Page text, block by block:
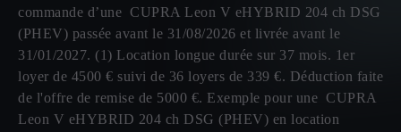
commande d’une CUPRA Leon V eHYBRID 204 ch DSG
(PHEV) passée avant le 31/08/2026 et livrée avant le
31/01/2027. (1) Location longue durée sur 37 mois. 1er
loyer de 4500 € suivi de 36 loyers de 339 €. Déduction faite
de l'offre de remise de 5000 €. Exemple pour une CUPRA
Leon V eHYBRID 204 ch DSG (PHEV) en location